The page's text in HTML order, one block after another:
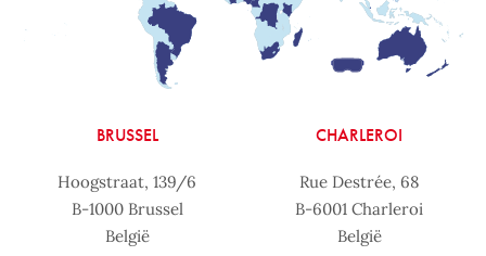
BRUSSEL
Hoogstraat, 139/6
B-1000 Brussel
België
CHARLEROI
Rue Destrée, 68
B-6001 Charleroi
België